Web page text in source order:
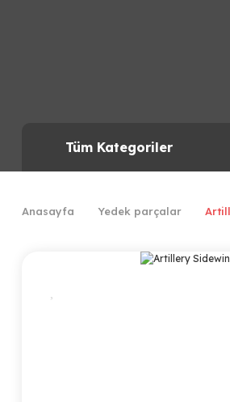
Tüm Kategoriler
Anasayfa Yedek parçalar